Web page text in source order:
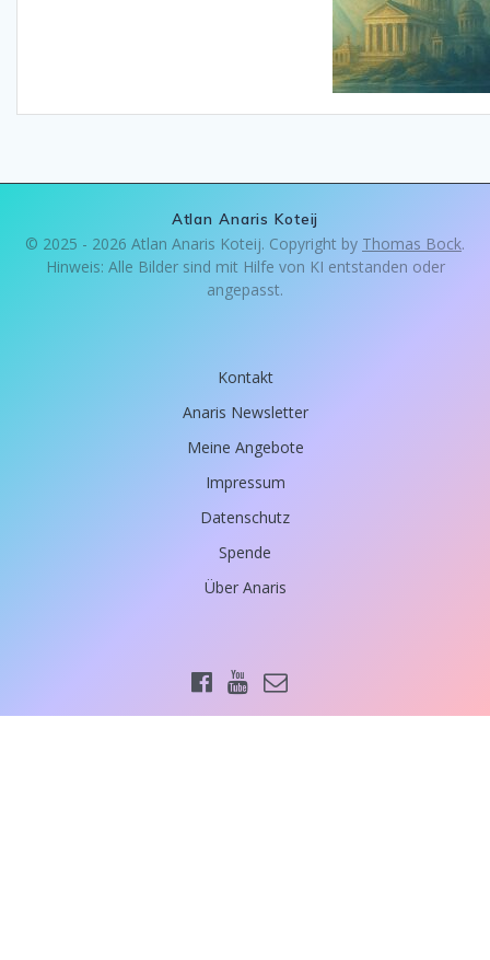
Atlan Anaris Koteij
© 2025 - 2026 Atlan Anaris Koteij. Copyright by Thomas Bock.
Hinweis: Alle Bilder sind mit Hilfe von KI entstanden oder
angepasst.
Kontakt
Anaris Newsletter
Meine Angebote
Impressum
Datenschutz
Spende
Über Anaris